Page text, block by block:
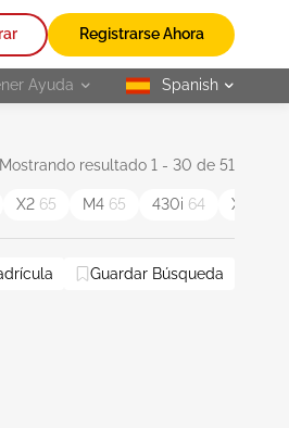
Registrarse Ahora
Ayuda selected
Spanish
Mostrando resultado 1 - 30 de 51
X2 65 M4 65 430i 64 X4
Guardar Búsqueda